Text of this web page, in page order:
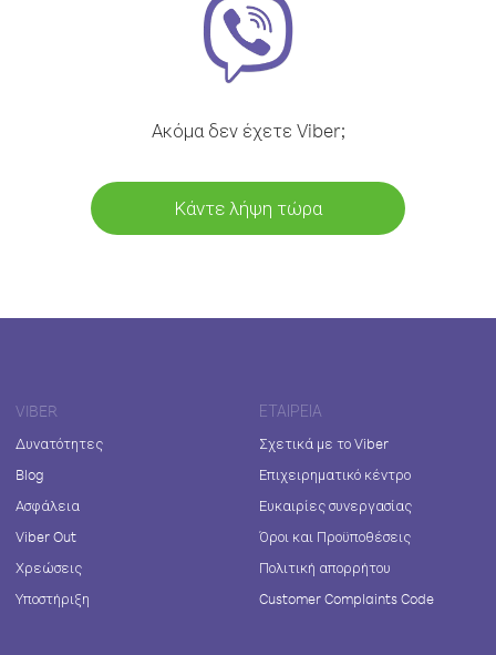
Ακόμα δεν έχετε Viber;
Κάντε λήψη τώρα
VIBER
Δυνατότητες
Blog
Ασφάλεια
Viber Out
Χρεώσεις
Υποστήριξη
ΕΤΑΙΡΕΊΑ
Σχετικά με το Viber
Επιχειρηματικό κέντρο
Ευκαιρίες συνεργασίας
Όροι και Προϋποθέσεις
Πολιτική απορρήτου
Customer Complaints Code